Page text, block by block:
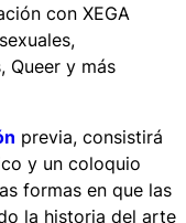
con XEGA
Queer y más
previa, consistirá
y un coloquio
formas en que las
la historia del arte